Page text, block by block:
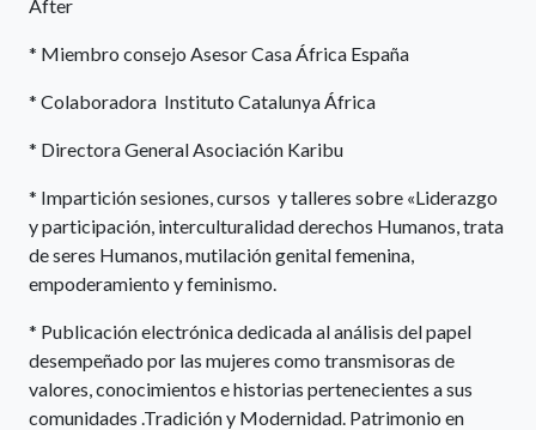
After
* Miembro consejo Asesor Casa África España
* Colaboradora Instituto Catalunya África
* Directora General Asociación Karibu
* Impartición sesiones, cursos y talleres sobre «Liderazgo
y participación, interculturalidad derechos Humanos, trata
de seres Humanos, mutilación genital femenina,
empoderamiento y feminismo.
* Publicación electrónica dedicada al análisis del papel
desempeñado por las mujeres como transmisoras de
valores, conocimientos e historias pertenecientes a sus
comunidades .Tradición y Modernidad. Patrimonio en